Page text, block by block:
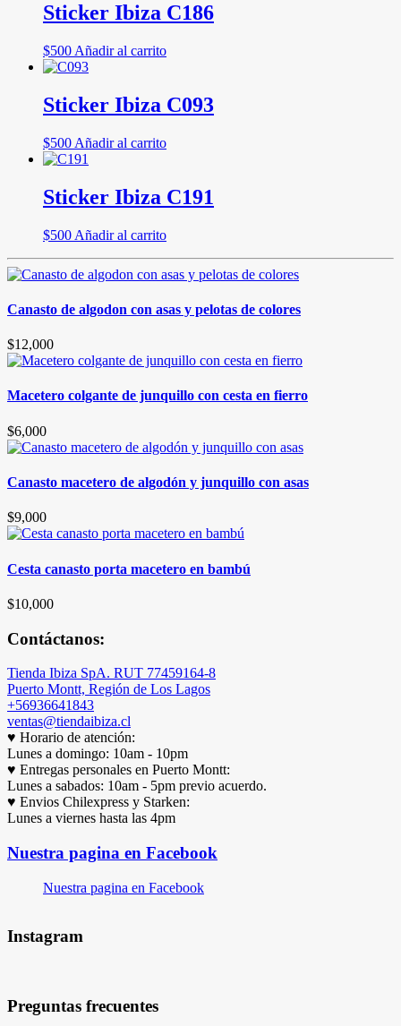
Sticker Ibiza C186
$500 Añadir al carrito
Sticker Ibiza C093
$500 Añadir al carrito
Sticker Ibiza C191
$500 Añadir al carrito
Canasto de algodon con asas y pelotas de colores
$12,000
Macetero colgante de junquillo con cesta en fierro
$6,000
Canasto macetero de algodón y junquillo con asas
$9,000
Cesta canasto porta macetero en bambú
$10,000
Contáctanos:
Tienda Ibiza SpA. RUT 77459164-8
Puerto Montt, Región de Los Lagos
+56936641843
ventas@tiendaibiza.cl
♥ Horario de atención:
Lunes a domingo: 10am - 10pm
♥ Entregas personales en Puerto Montt:
Lunes a sabados: 10am - 5pm previo acuerdo.
♥ Envios Chilexpress y Starken:
Lunes a viernes hasta las 4pm
Nuestra pagina en Facebook
Nuestra pagina en Facebook
Instagram
Preguntas frecuentes